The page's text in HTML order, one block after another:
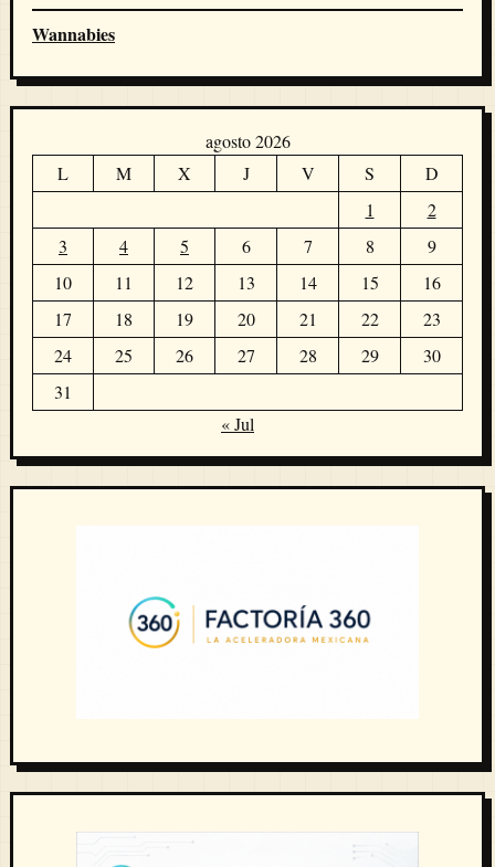
Wannabies
agosto 2026
L
M X J V S
D
1
2
3
4 5 6 7 8
9
10
11 12 13 14 15
16
17
18 19 20 21 22
23
24
25 26 27 28 29
30
31
« Jul